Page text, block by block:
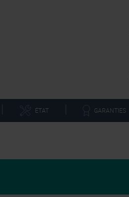
ÉTAT GARANTIES